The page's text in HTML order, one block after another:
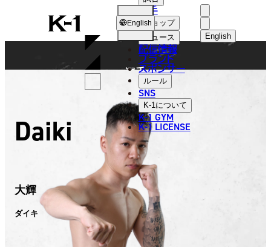
K-
1
English
選手
ショップ
ニュース
配信情報
ブランド
スポンサー
ルール
SNS
K-1について
K-1 GYM
K-1 LICENSE
English
FIGHTER
選手
Daiki
大輝
ダイキ